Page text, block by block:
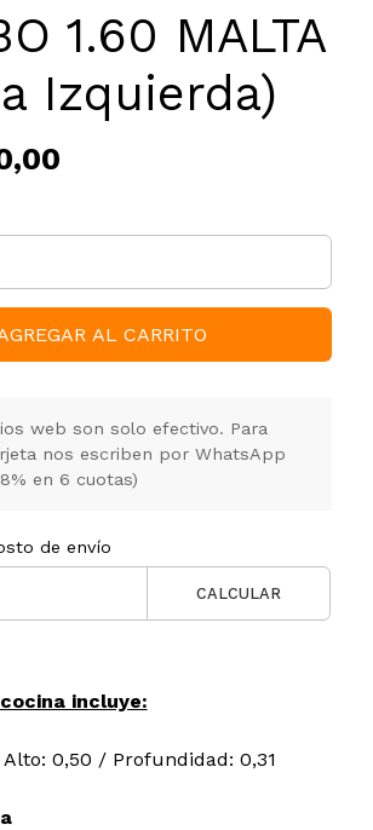
1.60 MALTA
Izquierda)
AL CARRITO
web son solo efectivo. Para
nos escriben por WhatsApp
en 6 cuotas)
de envío
CALCULAR
incluye:
0,50 / Profundidad: 0,31